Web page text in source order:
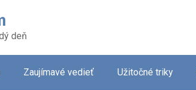
deň
Zaujímavé vedieť Užitočné triky